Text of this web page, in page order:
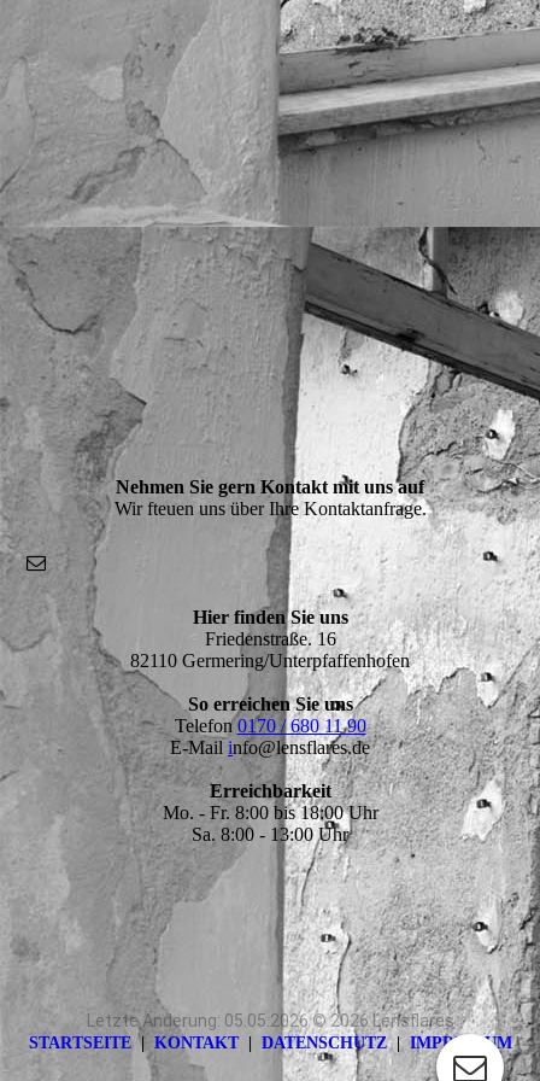
388
Nehmen Sie gern Kontakt mit uns auf
Wir fteuen uns über Ihre Kontaktanfrage.
Hier finden Sie uns
Friedenstraße. 16
82110 Germering/Unterpfaffenhofen
So erreichen Sie uns
Telefon0170 / 680 11 90
E-Mail info@lensflares.de
Erreichbarkeit
Mo. - Fr. 8:00 bis 18:00 Uhr
Sa. 8:00 - 13:00 Uhr
Letzte Änderung: 05.05.2026 © 2026 Lensflares
STARTSEITE|KONTAKT| DATEN­SCHUTZ|IMPRESSUM